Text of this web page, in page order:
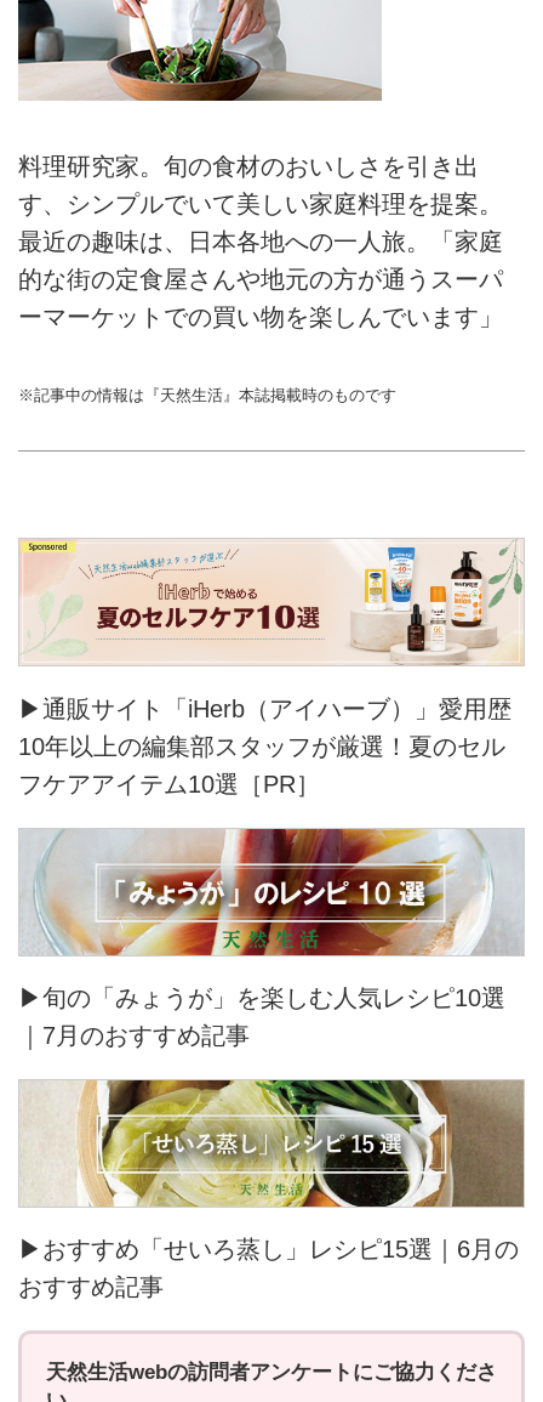
料理研究家。旬の食材のおいしさを引き出
す、シンプルでいて美しい家庭料理を提案。
最近の趣味は、日本各地への一人旅。「家庭
的な街の定食屋さんや地元の方が通うスーパ
ーマーケットでの買い物を楽しんでいます」
※記事中の情報は『天然生活』本誌掲載時のものです
▶通販サイト「iHerb（アイハーブ）」愛用歴
10年以上の編集部スタッフが厳選！夏のセル
フケアアイテム10選［PR］
▶旬の「みょうが」を楽しむ人気レシピ10選
｜7月のおすすめ記事
▶おすすめ「せいろ蒸し」レシピ15選｜6月の
おすすめ記事